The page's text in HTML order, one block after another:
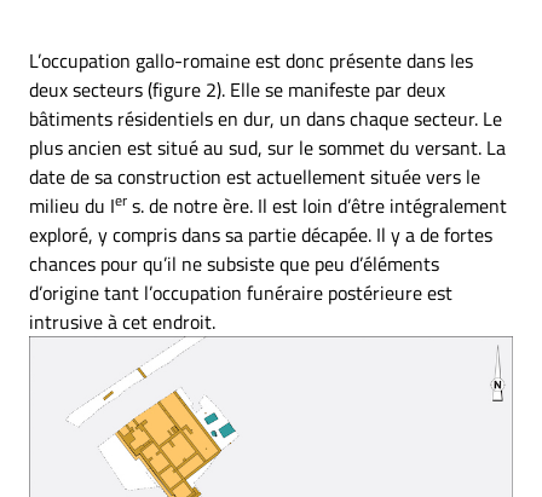
L’occupation gallo-romaine est donc présente dans les
deux secteurs (figure 2). Elle se manifeste par deux
bâtiments résidentiels en dur, un dans chaque secteur. Le
plus ancien est situé au sud, sur le sommet du versant. La
date de sa construction est actuellement située vers le
milieu du Ier s. de notre ère. Il est loin d’être intégralement
exploré, y compris dans sa partie décapée. Il y a de fortes
chances pour qu’il ne subsiste que peu d’éléments
d’origine tant l’occupation funéraire postérieure est
intrusive à cet endroit.